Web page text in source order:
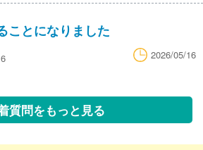
ことになりました
6 2026/05/16
質問をもっと見る